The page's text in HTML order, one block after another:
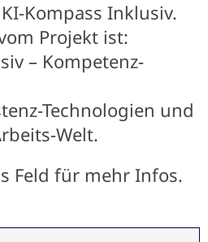
Kompass Inklusiv.
Projekt ist:
– Kompetenz-
Technologien und
Welt.
Feld für mehr Infos.